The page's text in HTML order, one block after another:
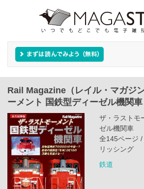
Rail Magazine（レイル・マガジ
ーメント 国鉄型ディーゼル機関車
ザ・ラストモ
ゼル機関車
全145ページ
リッシング
鉄道